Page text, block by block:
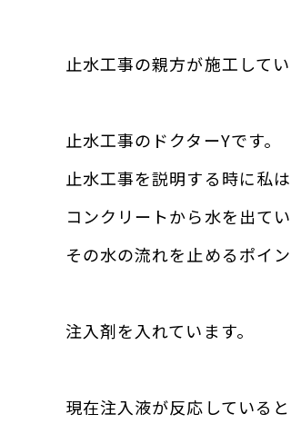
止水工事の親方が施工してい
止水工事のドクターYです。
止水工事を説明する時に私
コンクリートから水を出て
その水の流れを止めるポイ
注入剤を入れています。
現在注入液が反応していると